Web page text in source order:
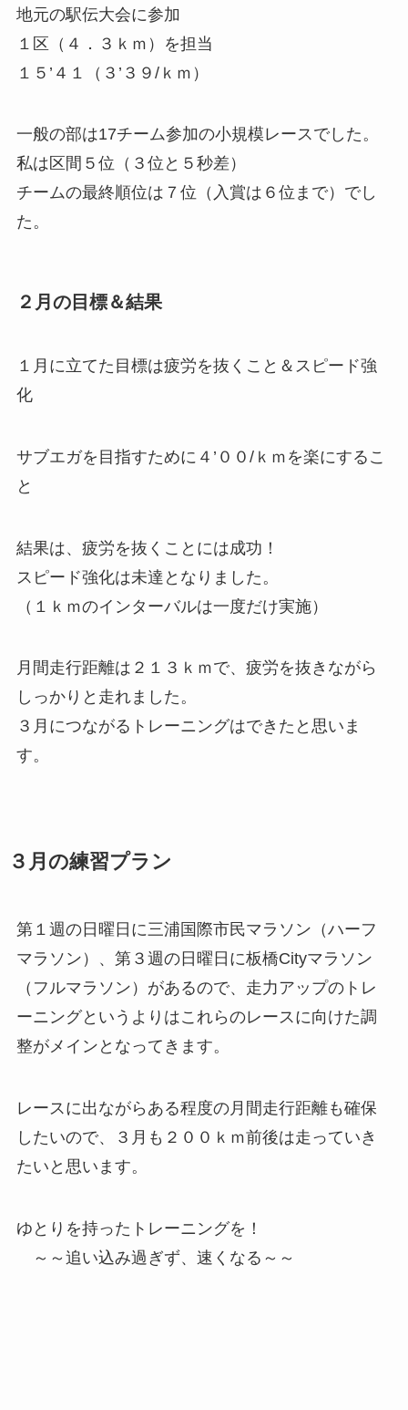
地元の駅伝大会に参加
１区（４．３ｋｍ）を担当
１５’４１
（３’３９/ｋｍ）
一般の部は17チーム参加の小規模レースでした。
私は区間５位（３位と５秒差）
チームの最終順位は７位（入賞は６位まで）でし
た。
２月の目標＆結果
１月に立てた目標は疲労を抜くこと＆スピード強
化
サブエガを目指すために４’００/ｋｍを楽にするこ
と
結果は、 疲労を抜くことには成功 ！
スピード強化は未達 となりました。
（１ｋｍのインターバルは一度だけ実施）
月間走行距離は２１３ｋｍで、疲労を抜きながら
しっかりと走れました。
３月につながるトレーニングはできたと思いま
す。
３月の練習プラン
第１週の日曜日に三浦国際市民マラソン（ハーフ
マラソン）、第３週の日曜日に板橋Cityマラソン
（フルマラソン）があるので、走力アップのトレ
ーニングというよりはこれらのレースに向けた調
整がメインとなってきます。
レースに出ながらある程度の月間走行距離も確保
したいので、３月も ２００ｋｍ前後は走っていき
たいと思います。
ゆとりを持ったトレーニングを！
～～追い込み過ぎず、速くなる～～